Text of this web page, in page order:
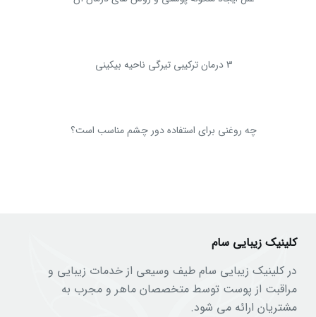
3 درمان ترکیبی تیرگی ناحیه بیکینی
چه روغنی برای استفاده دور چشم مناسب است؟
کلینیک زیبایی سام
در کلینیک زیبایی سام طیف وسیعی از خدمات زیبایی و
مراقبت از پوست توسط متخصصان ماهر و مجرب به
مشتریان ارائه می شود.